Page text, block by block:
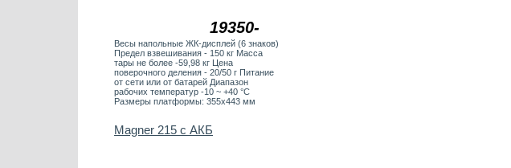
19350-
Весы напольные ЖК-дисплей (6 знаков)
Предел взвешивания - 150 кг Масса
тары не более -59,98 кг Цена
поверочного деления - 20/50 г Питание
от сети или от батарей Диапазон
рабочих температур -10 ~ +40 °C
Размеры платформы: 355х443 мм
Magner 215 с АКБ